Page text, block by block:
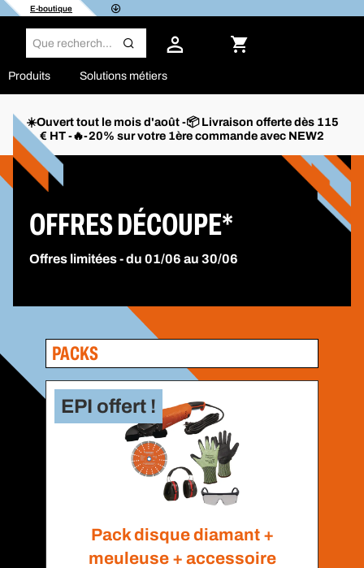
E-boutique
Produits Solutions métiers
☀️Ouvert tout le mois d'août -📦 Livraison offerte dès 115
€ HT -🔥-20% sur votre 1ère commande avec NEW2
OFFRES DÉCOUPE*
Offres limitées - du 01/06 au 30/06
PACKS
Pack disque diamant +
meuleuse + accessoire